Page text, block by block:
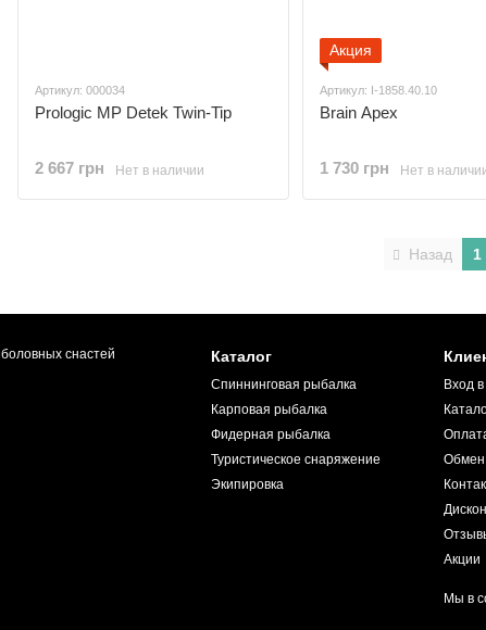
Артикул: 000034
Prologic MP Detek Twin-Tip
2 667 грн Нет в наличии
Акция
Артикул: I-1858.40.10
Brain Apex
1 730 грн Нет в
Назад 1
Каталог
Спиннинговая рыбалка
Карповая рыбалка
Фидерная рыбалка
Туристическое снаряжение
Экипировка
Вход
Обмен
Акции
Мы в